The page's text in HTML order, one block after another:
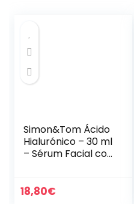
Simon&Tom Ácido
Hialurónico – 30 ml
– Sérum Facial con
Células Madres de
18,80€